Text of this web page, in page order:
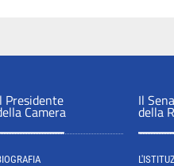
Presidente
Camera
Il
della